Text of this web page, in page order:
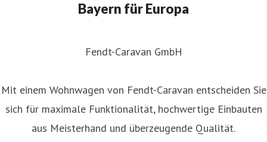
Bayern für Europa
Fendt-Caravan GmbH
Mit einem Wohnwagen von Fendt-Caravan entscheiden Sie
sich für maximale Funktionalität, hochwertige Einbauten
aus Meisterhand und überzeugende Qualität.